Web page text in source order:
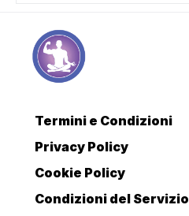
Termini e Condizioni
Privacy Policy
Cookie Policy
Condizioni del Servizio